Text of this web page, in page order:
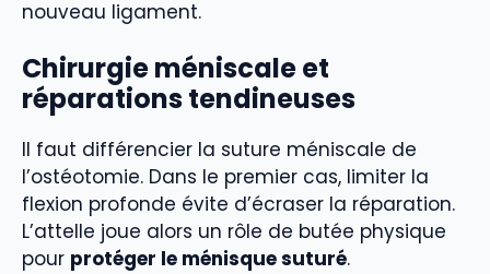
nouveau ligament.
Chirurgie méniscale et
réparations tendineuses
Il faut différencier la suture méniscale de
l’ostéotomie. Dans le premier cas, limiter la
flexion profonde évite d’écraser la réparation.
L’attelle joue alors un rôle de butée physique
pour protéger le ménisque suturé.